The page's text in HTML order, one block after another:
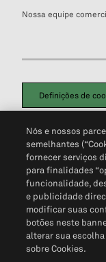
Nossa equipe
Definições de
Política de Privacidade
Não Venda Minhas
Nós e nossos
semelhantes
fornecer serviços
para finalidades
funcionalidade,
e publicidade
modificar suas
botões neste
alterar sua
sobre Cookies.